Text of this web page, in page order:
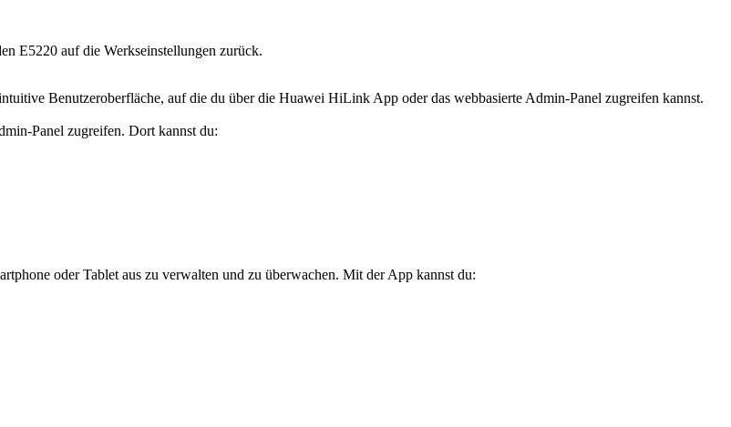
E5220 auf die Werkseinstellungen zurück.
Benutzeroberfläche, auf die du über die Huawei HiLink App oder das webbasierte Admin-Panel zugreifen kannst.
Panel zugreifen. Dort kannst du:
oder Tablet aus zu verwalten und zu überwachen. Mit der App kannst du: